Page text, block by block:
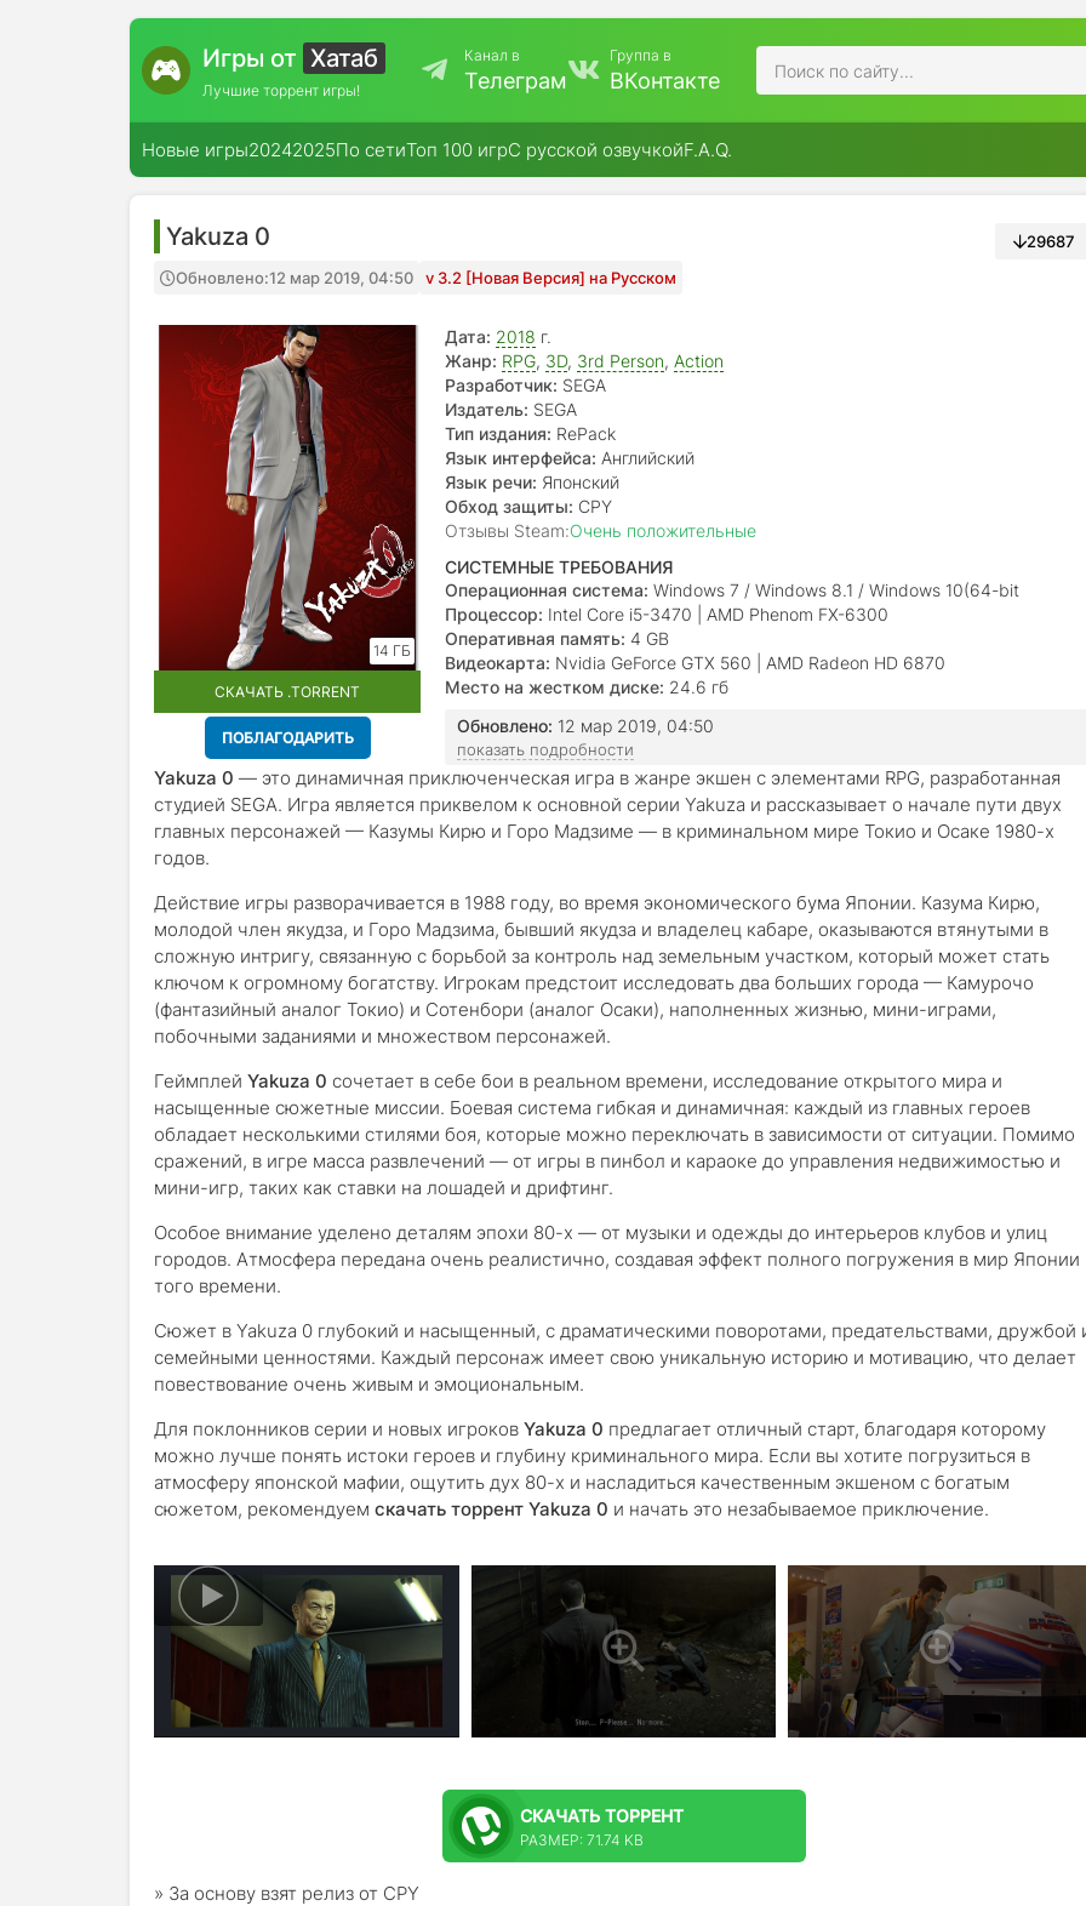
Игры от Хатаб
Лучшие торрент игры!
Канал в
Телеграм
Группа в
ВКонтакте
Новые игры20242025По сетиТоп 100 игрС русской озвучкойF.A.Q.
Yakuza 0
Обновлено:12 мар 2019, 04:50 v 3.2 [Новая Версия] на Русском
29687
14 ГБ
СКАЧАТЬ .TORRENT
ПОБЛАГОДАРИТЬ
Дата: 2018 г.
Жанр: RPG, 3D, 3rd Person, Action
Разработчик: SEGA
Издатель: SEGA
Тип издания: RePack
Язык интерфейса: Английский
Язык речи: Японский
Обход защиты: CPY
Отзывы Steam:Очень положительные
СИСТЕМНЫЕ ТРЕБОВАНИЯ
Операционная система: Windows 7 / Windows 8.1 / Windows 10(64-bit
versions)
Процессор: Intel Core i5-3470 | AMD Phenom FX-6300
Оперативная память: 4 GB
Видеокарта: Nvidia GeForce GTX 560 | AMD Radeon HD 6870
Место на жестком диске: 24.6 гб
Обновлено: 12 мар 2019, 04:50
показать подробности
Yakuza 0 — это динамичная приключенческая игра в жанре экшен с элементами RPG, разработанная
студией SEGA. Игра является приквелом к основной серии Yakuza и рассказывает о начале пути двух
главных персонажей — Казумы Кирю и Горо Мадзиме — в криминальном мире Токио и Осаке 1980-х
годов.
Действие игры разворачивается в 1988 году, во время экономического бума Японии. Казума Кирю,
молодой член якудза, и Горо Мадзима, бывший якудза и владелец кабаре, оказываются втянутыми в
сложную интригу, связанную с борьбой за контроль над земельным участком, который может стать
ключом к огромному богатству. Игрокам предстоит исследовать два больших города — Камурочо
(фантазийный аналог Токио) и Сотенбори (аналог Осаки), наполненных жизнью, мини-играми,
побочными заданиями и множеством персонажей.
Геймплей Yakuza 0 сочетает в себе бои в реальном времени, исследование открытого мира и
насыщенные сюжетные миссии. Боевая система гибкая и динамичная: каждый из главных героев
обладает несколькими стилями боя, которые можно переключать в зависимости от ситуации. Помимо
сражений, в игре масса развлечений — от игры в пинбол и караоке до управления недвижимостью и
мини-игр, таких как ставки на лошадей и дрифтинг.
Особое внимание уделено деталям эпохи 80-х — от музыки и одежды до интерьеров клубов и улиц
городов. Атмосфера передана очень реалистично, создавая эффект полного погружения в мир Японии
того времени.
Сюжет в Yakuza 0 глубокий и насыщенный, с драматическими поворотами, предательствами, дружбой
семейными ценностями. Каждый персонаж имеет свою уникальную историю и мотивацию, что делает
повествование очень живым и эмоциональным.
Для поклонников серии и новых игроков Yakuza 0 предлагает отличный старт, благодаря которому
можно лучше понять истоки героев и глубину криминального мира. Если вы хотите погрузиться в
атмосферу японской мафии, ощутить дух 80-х и насладиться качественным экшеном с богатым
сюжетом, рекомендуем скачать торрент Yakuza 0 и начать это незабываемое приключение.
СКАЧАТЬ ТОРРЕНТ
РАЗМЕР: 71.74 KB
» За основу взят релиз от CPY